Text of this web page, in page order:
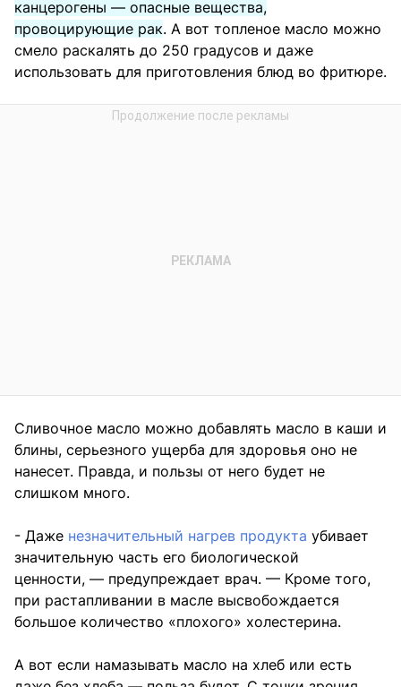
канцерогены — опасные вещества,
провоцирующие рак. А вот топленое масло можно
смело раскалять до 250 градусов и даже
использовать для приготовления блюд во фритюре.
Сливочное масло можно добавлять масло в каши и
блины, серьезного ущерба для здоровья оно не
нанесет. Правда, и пользы от него будет не
слишком много.
- Даже незначительный нагрев продукта убивает
значительную часть его биологической
ценности, — предупреждает врач. — Кроме того,
при растапливании в масле высвобождается
большое количество «плохого» холестерина.
А вот если намазывать масло на хлеб или есть